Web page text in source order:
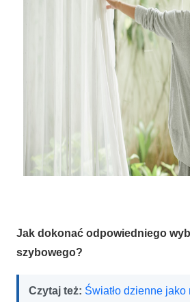
Jak dokonać odpowiedniego
szybowego?
Czytaj też: Światło dzienne jako